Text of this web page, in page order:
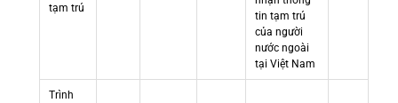
tạm trú
tin tạm trú
của người
nước ngoài
tại Việt Nam
Trình